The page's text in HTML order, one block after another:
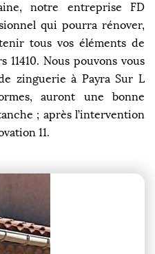
notre entreprise FD
qui pourra rénover,
tous vos éléments de
11410. Nous pouvons vous
zinguerie à Payra Sur L
auront une bonne
; après l’intervention
11.